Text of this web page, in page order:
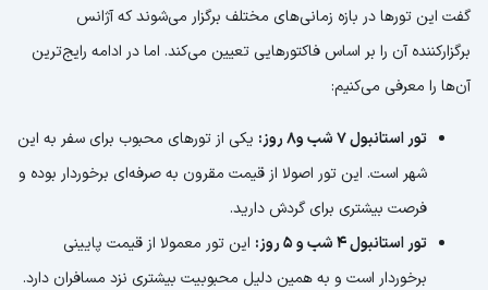
گفت این تورها در بازه زمانی‌های مختلف برگزار می‌شوند که آژانس
برگزارکننده آن را بر اساس فاکتورهایی تعیین می‌کند. اما در ادامه رایج‌ترین
آن‌ها را معرفی می‌کنیم:
تور استانبول 7 شب و8 روز:
یکی از تورهای محبوب برای سفر به این
شهر است. این تور اصولا از قیمت مقرون به صرفه‌ای برخوردار بوده و
فرصت بیشتری برای گردش دارید.
تور استانبول 4 شب و 5 روز:
این تور معمولا از قیمت پایینی
برخوردار است و به همین دلیل محبوبیت بیشتری نزد مسافران دارد.